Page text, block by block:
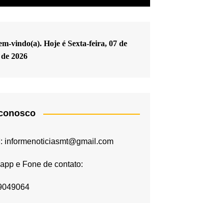
vindo(a). Hoje é Sexta-feira, 07 de
2026
informenoticiasmt@gmail.com
e Fone de contato: